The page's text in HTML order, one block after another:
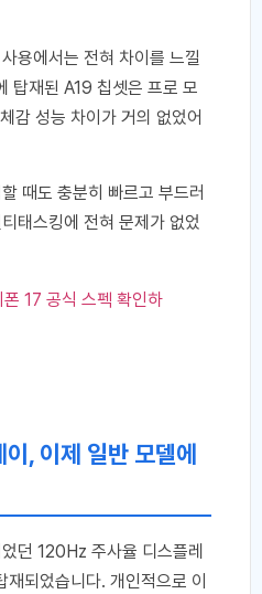
용에서는 전혀 차이를 느낄
탑재된 A19 칩셋은 프로 모
감 성능 차이가 거의 없었어
때도 충분히 빠르고 부드러
태스킹에 전혀 문제가 없었
17 공식 스펙 확인하
, 이제 일반 모델에
던 120Hz 주사율 디스플레
되었습니다. 개인적으로 이